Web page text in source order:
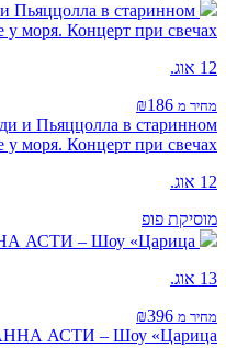
Пьяццолла в старинном
у моря. Концерт при свечах
12 אוג.
מחיר מ
и Пьяццолла в старинном
у моря. Концерт при свечах
12 אוג.
מוסיקת פופ
АСТИ – Шоу «Царица»
13 אוג.
מחיר מ
АСТИ – Шоу «Царица»